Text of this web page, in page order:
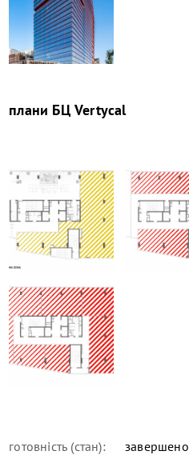
плани БЦ Vertycal
готовність (стан): завершено